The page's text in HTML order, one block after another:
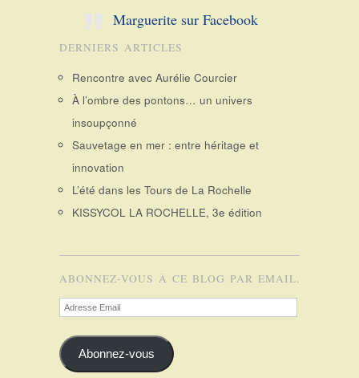
Marguerite sur Facebook
DERNIERS ARTICLES
Rencontre avec Aurélie Courcier
À l’ombre des pontons… un univers
insoupçonné
Sauvetage en mer : entre héritage et
innovation
L’été dans les Tours de La Rochelle
KISSYCOL LA ROCHELLE, 3e édition
ABONNEZ-VOUS À CE BLOG PAR EMAIL.
Adresse
Email
Abonnez-vous